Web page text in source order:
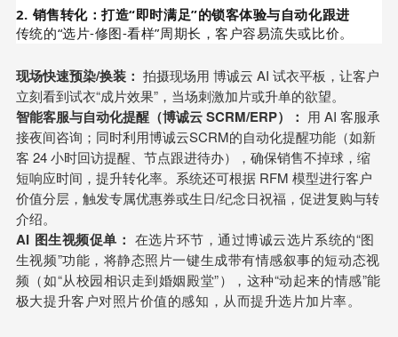
2. 销售转化：打造“即时满足”的锁客体验与自动化跟进
传统的“选片-修图-看样”周期长，客户容易流失或比价。
现场快速预染/换装： 拍摄现场用 博诚云 AI 试衣平板，让客户
立刻看到试衣“成片效果”，当场刺激加片或升单的欲望。
智能客服与自动化提醒（博诚云 SCRM/ERP）： 用 AI 客服承
接夜间咨询；同时利用博诚云SCRM的自动化提醒功能（如新
客 24 小时回访提醒、节点跟进待办），确保销售不掉球，缩
短响应时间，提升转化率。系统还可根据 RFM 模型进行客户
价值分层，触发专属优惠券或生日/纪念日祝福，促进复购与转
介绍。
AI 图生视频促单： 在选片环节，通过博诚云选片系统的“图
生视频”功能，将静态照片一键生成带有情感叙事的短动态视
频（如“从校园相识走到婚姻殿堂”），这种“动起来的情感”能
极大提升客户对照片价值的感知，从而提升选片加片率。